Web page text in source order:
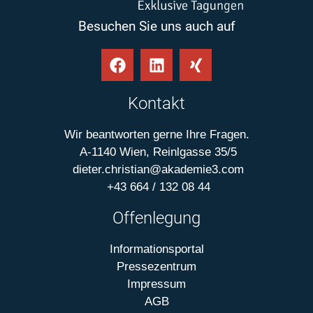
Besuchen Sie uns auch auf
Kontakt
Wir beantworten gerne Ihre Fragen.
A-1140 Wien, Reinlgasse 35/5
dieter.christian@akademie3.com
+43 664 / 132 08 44
Offenlegung
Informationsportal
Pressezentrum
Impressum
AGB